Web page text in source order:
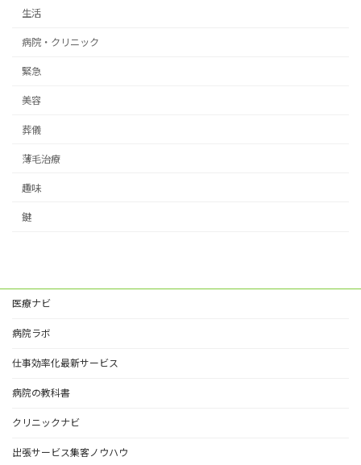
生活
病院・クリニック
緊急
美容
葬儀
薄毛治療
趣味
鍵
医療ナビ
病院ラボ
仕事効率化最新サービス
病院の教科書
クリニックナビ
出張サービス集客ノウハウ